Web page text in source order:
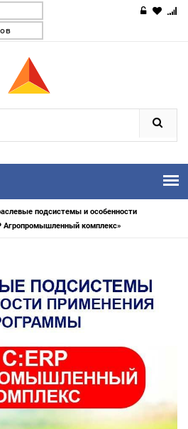
подсистемы и особенности
Агропромышленный комплекс»